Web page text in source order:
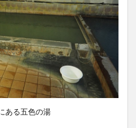
ある五色の湯